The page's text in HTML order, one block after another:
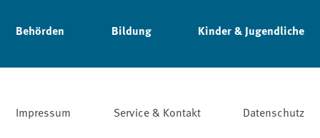
Behörden Bildung Kinder & Jugendliche
Impressum Service & Kontakt
Datenschutz